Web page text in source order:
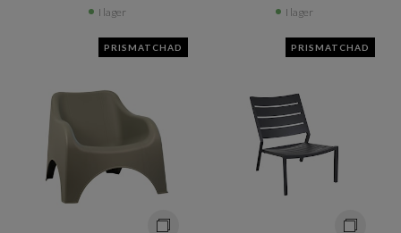
I lager I lager
PRISMATCHAD PRISMATCHAD